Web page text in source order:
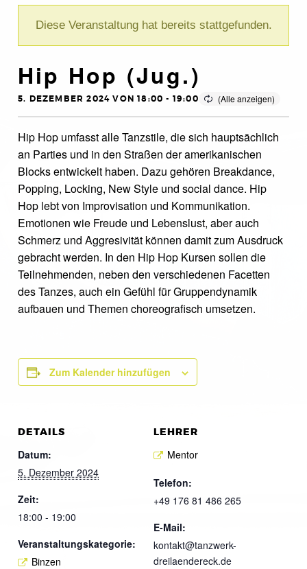
Diese Veranstaltung hat bereits stattgefunden.
Hip Hop (Jug.)
5. DEZEMBER 2024 VON 18:00 - 19:00
Hip Hop umfasst alle Tanzstile, die sich hauptsächlich
an Parties und in den Straßen der amerikanischen
Blocks entwickelt haben. Dazu gehören Breakdance,
Popping, Locking, New Style und social dance. Hip
Hop lebt von Improvisation und Kommunikation.
Emotionen wie Freude und Lebenslust, aber auch
Schmerz und Aggresivität können damit zum Ausdruck
gebracht werden. In den Hip Hop Kursen sollen die
Teilnehmenden, neben den verschiedenen Facetten
des Tanzes, auch ein Gefühl für Gruppendynamik
aufbauen und Themen choreografisch umsetzen.
Zum Kalender hinzufügen
DETAILS
Datum:
5. Dezember 2024
Zeit:
18:00 - 19:00
Veranstaltungskategorie:
Binzen
LEHRER
Mentor
Telefon:
+49 176 81 486 265
E-Mail:
kontakt@tanzwerk-
dreilaendereck.de